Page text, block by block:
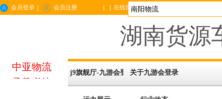
湖南货源
中亚物流
承载必达
j9旗舰厅-九游会登录关于九游会登录
会员登录 会员注册 在线留言 | 企业位置